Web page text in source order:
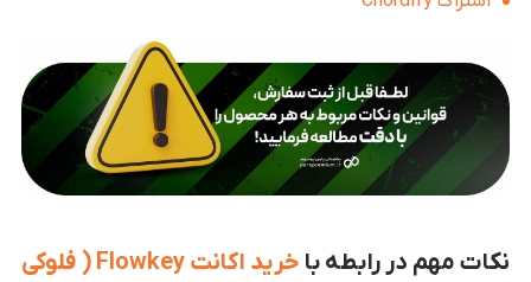
نکات مهم در رابطه با
خرید اکانت Flowkey ( فلوکی